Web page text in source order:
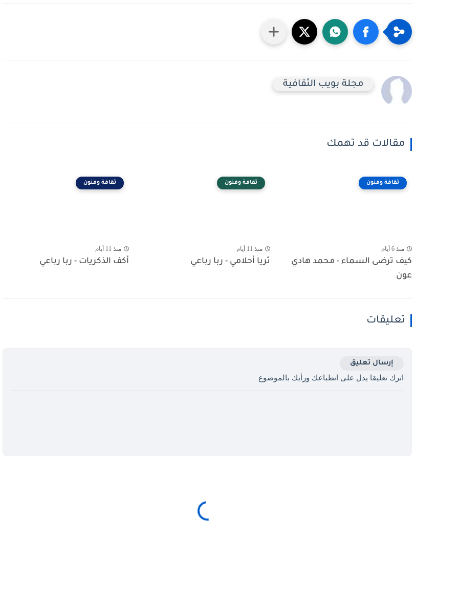
مجلة بويب الثقافية
مقالات قد تهمك
ثقافة وفنون
منذ 6 أيام
كيف ترضى السماء - محمد هادي
عون
ثقافة وفنون
منذ 11 أيام
ثريا أحلامي - ربا رباعي
ثقافة وفنون
منذ 11 أيام
أكف الذكريات - ربا رباعي
تعليقات
إرسال تعليق
اترك تعليقا يدل على انطباعك ورأيك بالموضوع